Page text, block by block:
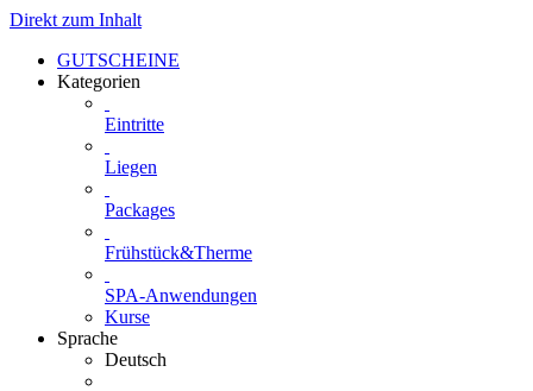
Direkt zum Inhalt
GUTSCHEINE
Kategorien
Eintritte
Liegen
Packages
Frühstück&Therme
SPA-Anwendungen
Kurse
Sprache
Deutsch